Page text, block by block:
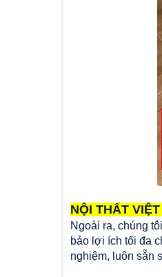
NỘI THẤT
Ngoài ra, chúng
bảo lợi ích tối đa
nghiệm, luôn sẵn